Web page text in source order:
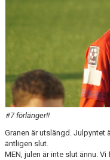
#7 förlänger!!
Granen är utslängd. Julpyntet
äntligen slut.
MEN, julen är inte slut ännu.